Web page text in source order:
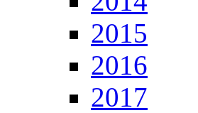
2015
2016
2017